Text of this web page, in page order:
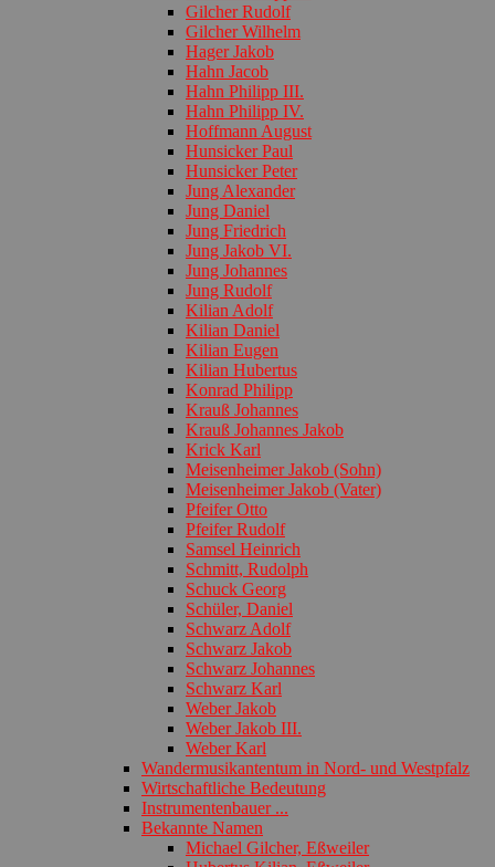
Gilcher Rudolf
Gilcher Wilhelm
Hager Jakob
Hahn Jacob
Hahn Philipp III.
Hahn Philipp IV.
Hoffmann August
Hunsicker Paul
Hunsicker Peter
Jung Alexander
Jung Daniel
Jung Friedrich
Jung Jakob VI.
Jung Johannes
Jung Rudolf
Kilian Adolf
Kilian Daniel
Kilian Eugen
Kilian Hubertus
Konrad Philipp
Krauß Johannes
Krauß Johannes Jakob
Krick Karl
Meisenheimer Jakob (Sohn)
Meisenheimer Jakob (Vater)
Pfeifer Otto
Pfeifer Rudolf
Samsel Heinrich
Schmitt, Rudolph
Schuck Georg
Schüler, Daniel
Schwarz Adolf
Schwarz Jakob
Schwarz Johannes
Schwarz Karl
Weber Jakob
Weber Jakob III.
Weber Karl
Wandermusikantentum in Nord- und Westpfalz
Wirtschaftliche Bedeutung
Instrumentenbauer ...
Bekannte Namen
Michael Gilcher, Eßweiler